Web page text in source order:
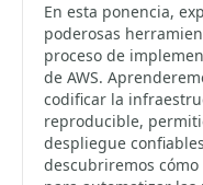
En esta ponencia,
poderosas
proceso de
de AWS.
codificar la
reproducible,
despliegue
descubriremos